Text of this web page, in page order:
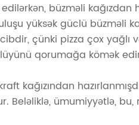
büzməli
yüksək güclü büzməli
çünki pizza çox
qorumağa kömək
kağızından
ümumiyyətlə,